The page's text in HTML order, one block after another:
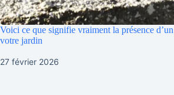
Voici ce que signifie vraiment la présence
votre jardin
27 février 2026